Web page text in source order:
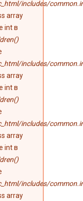
includes/
array
int в
includes/
array
int в
includes/
array
int в
includes/
array